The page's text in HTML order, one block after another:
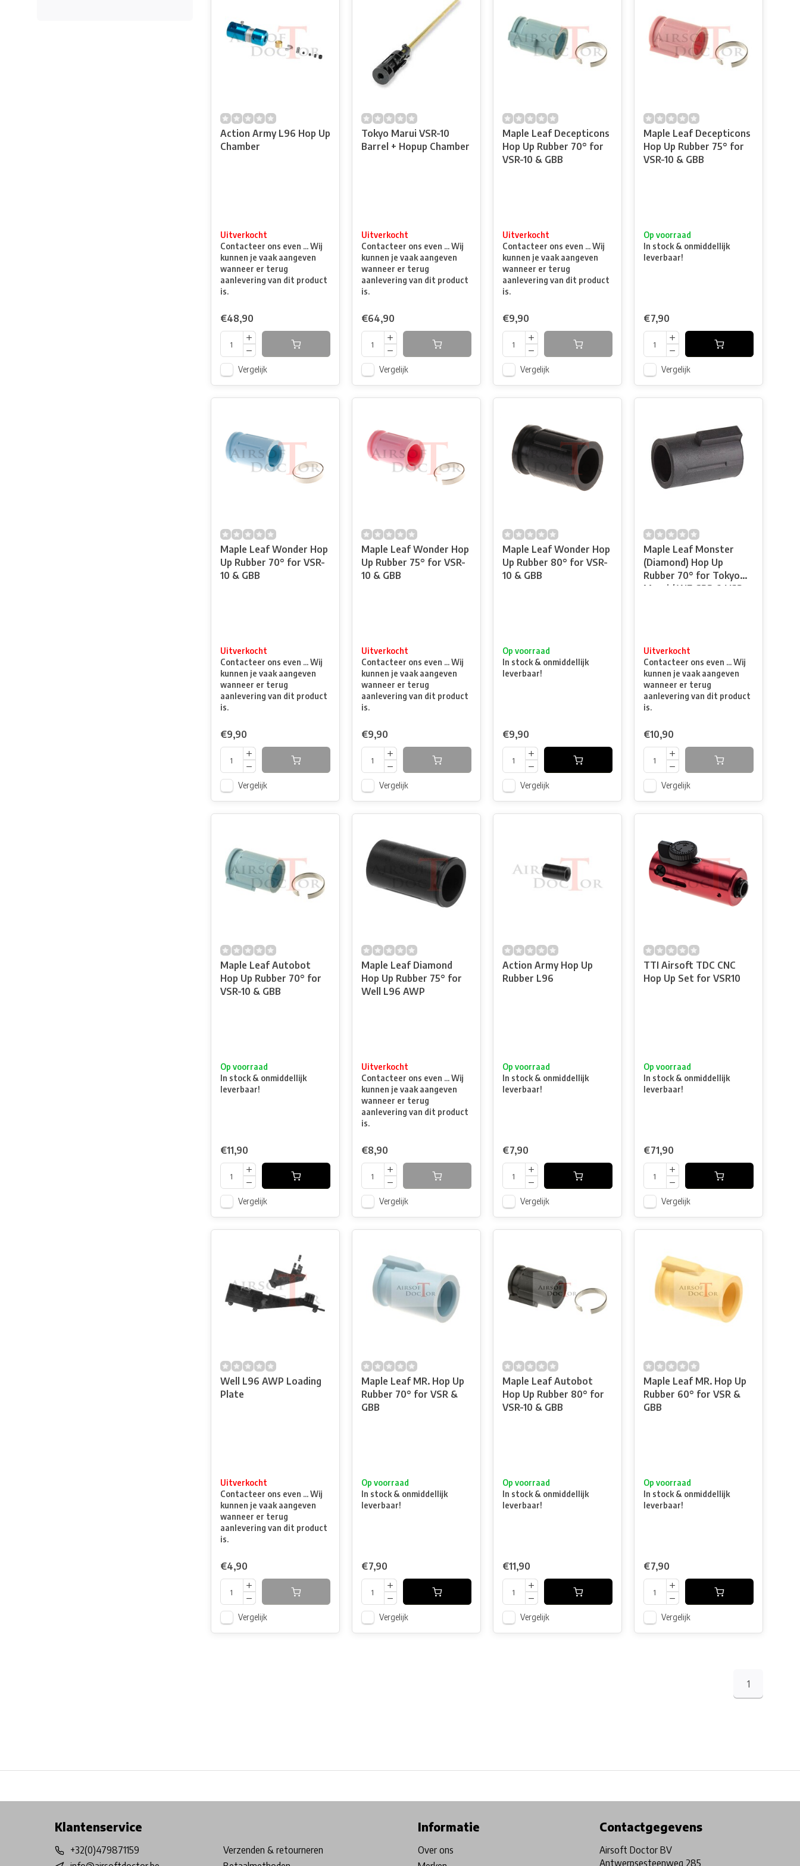
Action Army L96 Hop Up
Chamber
Uitverkocht
Contacteer ons even ... Wij
kunnen je vaak aangeven
wanneer er terug
aanlevering van dit product
is.
€48,90
Vergelijk
Tokyo Marui VSR-10
Barrel + Hopup Chamber
Uitverkocht
Contacteer ons even ... Wij
kunnen je vaak aangeven
wanneer er terug
aanlevering van dit product
is.
€64,90
Vergelijk
Maple Leaf Decepticons
Hop Up Rubber 70° for
VSR-10 & GBB
Uitverkocht
Contacteer ons even ... Wij
kunnen je vaak aangeven
wanneer er terug
aanlevering van dit product
is.
€9,90
Vergelijk
Maple Leaf Decepticons
Hop Up Rubber 75° for
VSR-10 & GBB
Op voorraad
In stock & onmiddellijk
leverbaar!
€7,90
Vergelijk
Maple Leaf Wonder Hop
Up Rubber 70° for VSR-
10 & GBB
Uitverkocht
Contacteer ons even ... Wij
kunnen je vaak aangeven
wanneer er terug
aanlevering van dit product
is.
€9,90
Vergelijk
Maple Leaf Wonder Hop
Up Rubber 75° for VSR-
10 & GBB
Uitverkocht
Contacteer ons even ... Wij
kunnen je vaak aangeven
wanneer er terug
aanlevering van dit product
is.
€9,90
Vergelijk
Maple Leaf Wonder Hop
Up Rubber 80° for VSR-
10 & GBB
Op voorraad
In stock & onmiddellijk
leverbaar!
€9,90
Vergelijk
Maple Leaf Monster
(Diamond) Hop Up
Rubber 70° for Tokyo
Marui / WE GBB & VSR
Uitverkocht
Contacteer ons even ... Wij
kunnen je vaak aangeven
wanneer er terug
aanlevering van dit product
is.
€10,90
Vergelijk
Maple Leaf Autobot
Hop Up Rubber 70° for
VSR-10 & GBB
Op voorraad
In stock & onmiddellijk
leverbaar!
€11,90
Vergelijk
Maple Leaf Diamond
Hop Up Rubber 75° for
Well L96 AWP
Uitverkocht
Contacteer ons even ... Wij
kunnen je vaak aangeven
wanneer er terug
aanlevering van dit product
is.
€8,90
Vergelijk
Action Army Hop Up
Rubber L96
Op voorraad
In stock & onmiddellijk
leverbaar!
€7,90
Vergelijk
TTI Airsoft TDC CNC
Hop Up Set for VSR10
Op voorraad
In stock & onmiddellijk
leverbaar!
€71,90
Vergelijk
Well L96 AWP Loading
Plate
Uitverkocht
Contacteer ons even ... Wij
kunnen je vaak aangeven
wanneer er terug
aanlevering van dit product
is.
€4,90
Vergelijk
Maple Leaf MR. Hop Up
Rubber 70° for VSR &
GBB
Op voorraad
In stock & onmiddellijk
leverbaar!
€7,90
Vergelijk
Maple Leaf Autobot
Hop Up Rubber 80° for
VSR-10 & GBB
Op voorraad
In stock & onmiddellijk
leverbaar!
€11,90
Vergelijk
Maple Leaf MR. Hop Up
Rubber 60° for VSR &
GBB
Op voorraad
In stock & onmiddellijk
leverbaar!
€7,90
Vergelijk
1
Klantenservice
+32(0)479871159
Verzenden & retourneren
Informatie
Over ons
Contactgegevens
Airsoft Doctor BV
Antwerpsesteenweg 285